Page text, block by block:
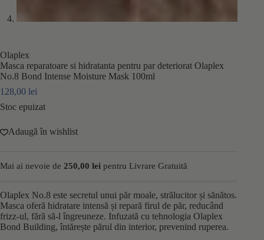
Olaplex
Masca reparatoare si hidratanta pentru par deteriorat Olaplex
No.8 Bond Intense Moisture Mask 100ml
128,00 lei
Stoc epuizat
Adaugă în wishlist
Mai ai nevoie de 250,00 lei pentru Livrare Gratuită
Olaplex No.8 este secretul unui păr moale, strălucitor și sănătos.
Masca oferă hidratare intensă și repară firul de păr, reducând
frizz-ul, fără să-l îngreuneze. Infuzată cu tehnologia Olaplex
Bond Building, întărește părul din interior, prevenind ruperea.